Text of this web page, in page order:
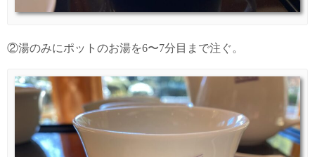
②湯のみにポットのお湯を6〜7分目まで注ぐ。